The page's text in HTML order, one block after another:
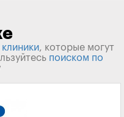
, которые могут
поиском по